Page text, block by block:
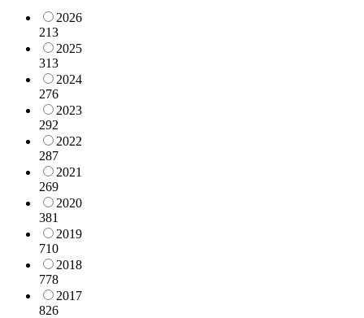
2026
213
2025
313
2024
276
2023
292
2022
287
2021
269
2020
381
2019
710
2018
778
2017
826